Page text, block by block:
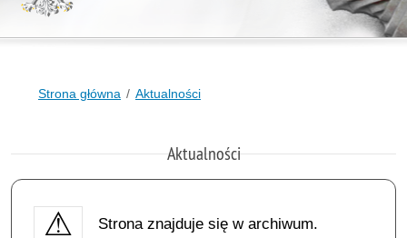
Strona główna Aktualności
Aktualności
Strona znajduje się w archiwum.